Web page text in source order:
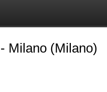
- Milano (Milano)